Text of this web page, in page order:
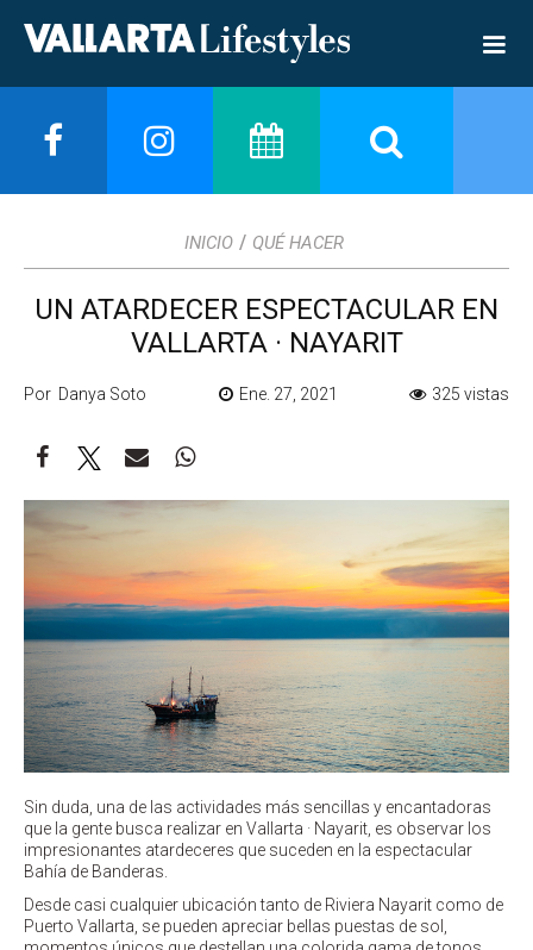
INICIO / QUÉ HACER
UN ATARDECER ESPECTACULAR EN
VALLARTA · NAYARIT
Por Danya Soto Ene. 27, 2021 325 vistas
Sin duda, una de las actividades más sencillas y encantadoras
que la gente busca realizar en Vallarta · Nayarit, es observar los
impresionantes atardeceres que suceden en la espectacular
Bahía de Banderas.
Desde casi cualquier ubicación tanto de Riviera Nayarit como de
Puerto Vallarta, se pueden apreciar bellas puestas de sol,